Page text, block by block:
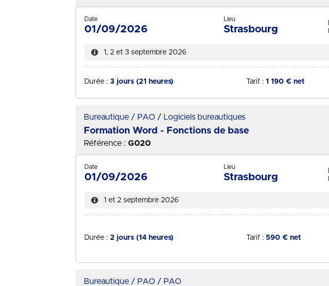
Date
01/09/2026
Lieu
Strasbourg
1, 2 et 3 septembre 2026
Durée : 3 jours (21 heures) Tarif : 1 190 € net
Bureautique / PAO Logiciels bureautiques
Formation Word - Fonctions de base
Référence : G020
Date
01/09/2026
Lieu
Strasbourg
1 et 2 septembre 2026
Durée : 2 jours (14 heures) Tarif : 590 € net
Bureautique / PAO PAO